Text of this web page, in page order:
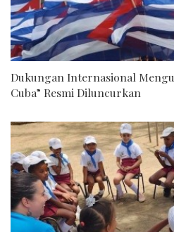
Dukungan Internasional
Cuba” Resmi Diluncurkan